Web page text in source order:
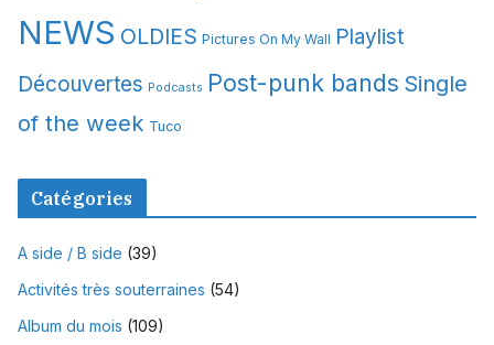
NEWS OLDIES Pictures On My Wall Playlist
Découvertes Podcasts Post-punk bands Single
of the week Tuco
Catégories
A side / B side (39)
Activités très souterraines (54)
Album du mois (109)